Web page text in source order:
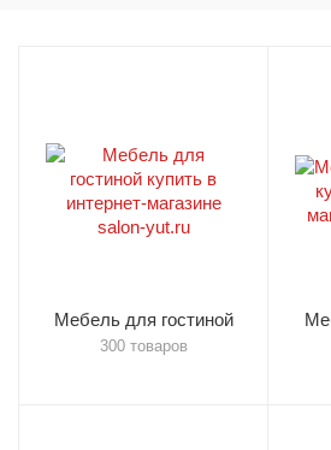
Мебель для гостиной
300 товаров